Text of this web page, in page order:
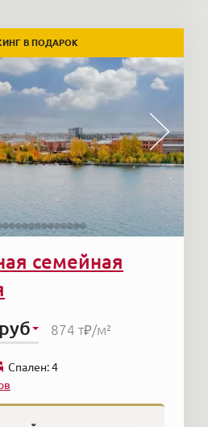
В ПОДАРОК
семейная
руб 874 т₽/м²
Cпален: 4